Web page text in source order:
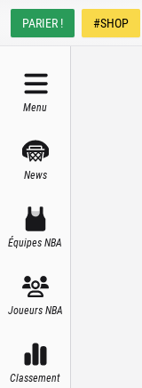
PARIER ! #SHOP
Menu
News
Équipes NBA
Joueurs NBA
Classement